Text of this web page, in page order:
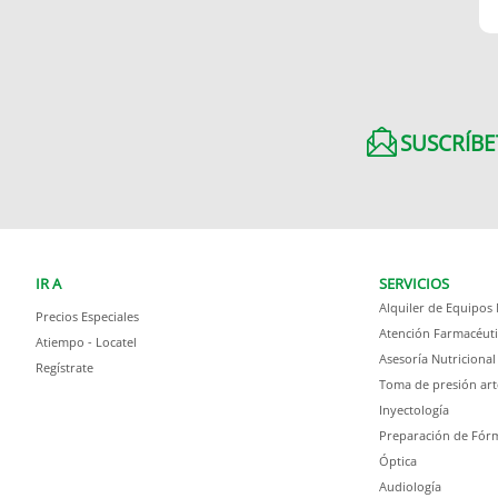
IR A
Precios Especiales
Atiempo - Locatel
Regístrate
SERVICIOS
Alquiler de Equipos
Atención
Asesoría Nutricional
Toma de presión
Inyectología
Preparación de
Óptica
Audiología